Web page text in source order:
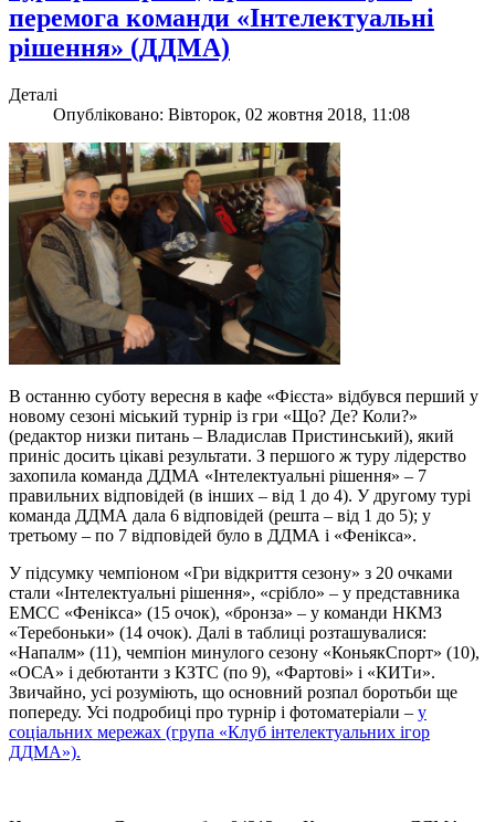
перемога команди «Інтелектуальні
рішення» (ДДМА)
Деталі
Опубліковано: Вівторок, 02 жовтня 2018, 11:08
В останню суботу вересня в кафе «Фієста» відбувся перший у
новому сезоні міський турнір із гри «Що? Де? Коли?»
(редактор низки питань – Владислав Пристинський), який
приніс досить цікаві результати. З першого ж туру лідерство
захопила команда ДДМА «Інтелектуальні рішення» – 7
правильних відповідей (в інших – від 1 до 4). У другому турі
команда ДДМА дала 6 відповідей (решта – від 1 до 5); у
третьому – по 7 відповідей було в ДДМА і «Фенікса».
У підсумку чемпіоном «Гри відкриття сезону» з 20 очками
стали «Інтелектуальні рішення», «срібло» – у представника
ЕМСС «Фенікса» (15 очок), «бронза» – у команди НКМЗ
«Теребоньки» (14 очок). Далі в таблиці розташувалися:
«Напалм» (11), чемпіон минулого сезону «КоньякСпорт» (10),
«ОСА» і дебютанти з КЗТС (по 9), «Фартові» і «КИТи».
Звичайно, усі розуміють, що основний розпал боротьби ще
попереду. Усі подробиці про турнір і фотоматеріали – у
соціальних мережах (група «Клуб інтелектуальних ігор
ДДМА»).